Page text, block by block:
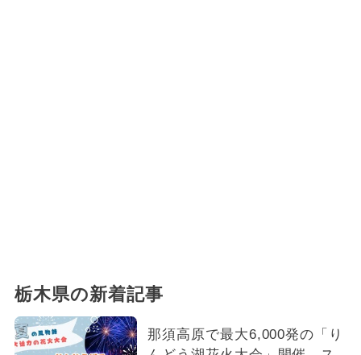
栃木県の新着記事
那須高原で最大6,000発の「り